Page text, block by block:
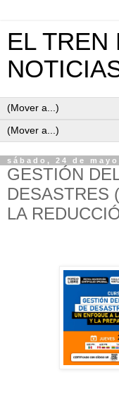
EL TREN
sábado, 24 de
GESTIÓN
DESASTRES
LA